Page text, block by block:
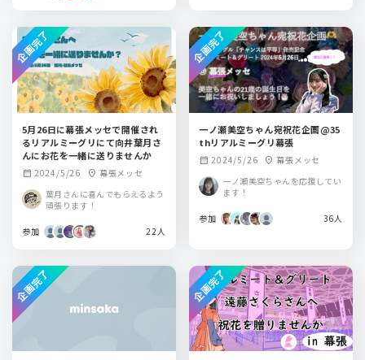
5月26日に幕張メッセで開催され
るリアルミーグリにて向井葉月さ
んにお花を一緒に送りませんか
calendar_month 2024/5/26 location_on 幕張メッセ
葉月さんに喜んでもらえるよう
頑張ります！
参加 22人
企画完了
一ノ瀬美空ちゃん宛祝花企画@35
thリアルミーグリ幕張
calendar_month 2024/5/26 location_on 幕張メッセ
一ノ瀬美空ちゃんを応援してい
ます！
参加 36人
企画完了
企画完了 企画完了